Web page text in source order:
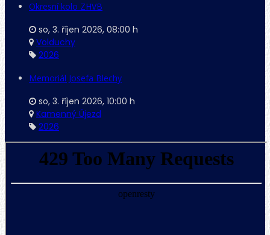
Okresní kolo ZHVB
so, 3. říjen 2026, 08:00 h
Volduchy
2026
Memoriál Josefa Blechy
so, 3. říjen 2026, 10:00 h
Kamenný Újezd
2026